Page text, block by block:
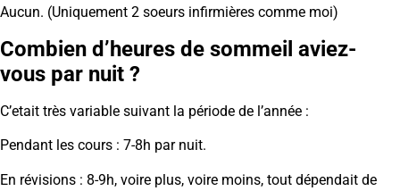
Aucun. (Uniquement 2 soeurs infirmières comme moi)
Combien d’heures de sommeil aviez-
vous par nuit ?
C’etait très variable suivant la période de l’année :
Pendant les cours : 7-8h par nuit.
En révisions : 8-9h, voire plus, voire moins, tout dépendait de